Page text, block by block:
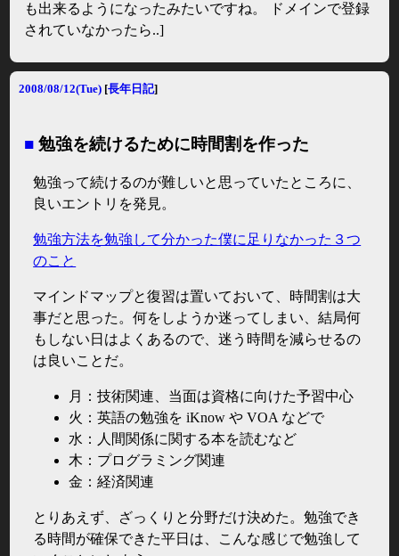
も出来るようになったみたいですね。 ドメインで登録
されていなかったら..]
2008/08/12(Tue) [長年日記]
■ 勉強を続けるために時間割を作った
勉強って続けるのが難しいと思っていたところに、
良いエントリを発見。
勉強方法を勉強して分かった僕に足りなかった３つ
のこと
マインドマップと復習は置いておいて、時間割は大
事だと思った。何をしようか迷ってしまい、結局何
もしない日はよくあるので、迷う時間を減らせるの
は良いことだ。
月：技術関連、当面は資格に向けた予習中心
火：英語の勉強を iKnow や VOA などで
水：人間関係に関する本を読むなど
木：プログラミング関連
金：経済関連
とりあえず、ざっくりと分野だけ決めた。勉強でき
る時間が確保できた平日は、こんな感じで勉強して